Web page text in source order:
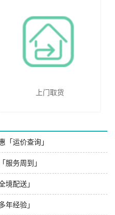
上门取货
「运价查询」
服务周到」
境配送」
年经验」